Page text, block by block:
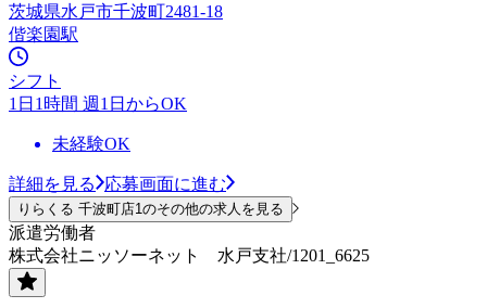
茨城県水戸市千波町2481-18
偕楽園駅
シフト
1日1時間 週1日からOK
未経験OK
詳細を見る 応募画面に進む
りらくる 千波町店1のその他の求人を見る
派遣労働者
株式会社ニッソーネット 水戸支社/1201_6625